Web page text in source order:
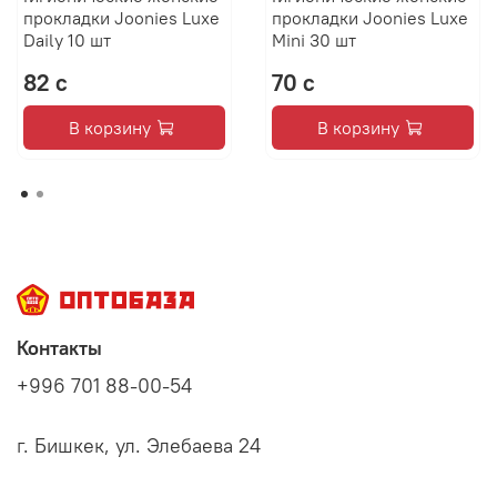
качестве подарка любимой маме, сестре или подруге.
прокладки Joonies Luxe
Daily 10 шт
82 с
В корзину
прокладки Joonies Luxe
Mini 30 шт
70 с
В корзину
Контакты
+996 701 88-00-54
г. Бишкек, ул. Элебаева 24